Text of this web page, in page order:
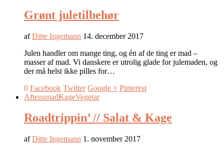
Grønt juletilbehør
afDitte Ingemann 14. december 2017
Julen handler om mange ting, og én af de ting er mad –
masser af mad. Vi danskere er utrolig glade for julemaden, og
der må helst ikke pilles for…
0 Facebook Twitter Google + Pinterest
AftensmadKageVegetar
Roadtrippin’ // Salat & Kage
afDitte Ingemann 1. november 2017